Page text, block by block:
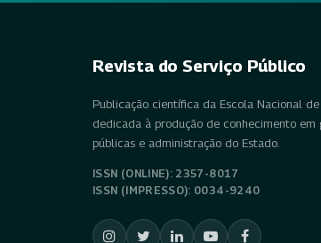
Revista do Serviço Público
Publicação científica da Escola Nacional
dedicada à produção de conhecimento
públicas e administração do Estado.
ISSN (ONLINE): 2357-8017
ISSN (IMPRESSO): 0034-9240